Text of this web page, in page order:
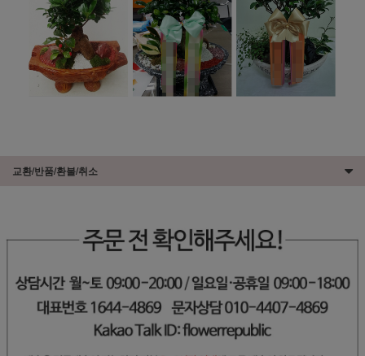
교환/반품/환불/취소